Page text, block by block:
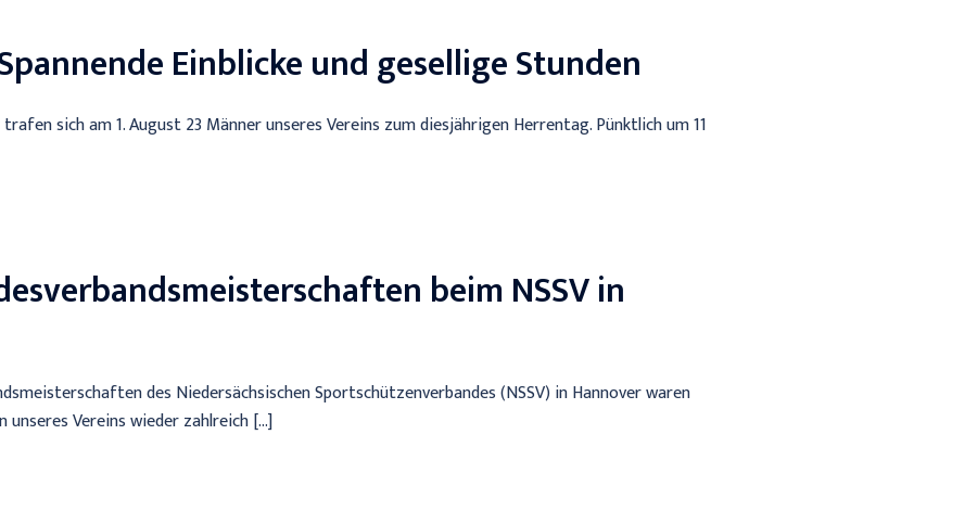
Einblicke und gesellige Stunden
sich am 1. August 23 Männer unseres Vereins zum diesjährigen Herrentag. Pünktlich um 11
beim NSSV in
des Niedersächsischen Sportschützenverbandes (NSSV) in Hannover waren
unseres Vereins wieder zahlreich […]